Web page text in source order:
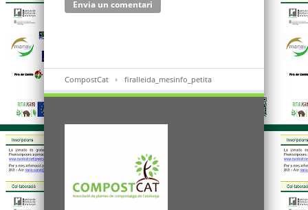
CompostCat firalleida_mesinfo_petita